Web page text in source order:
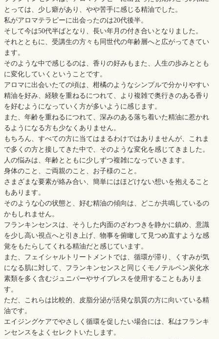
とっては、少し癖があり、やや苦手に感じる精油でした。
私がアロマテラピーに出会ったのは20代後半。
そして今は50代半ばとなり、長い年月の付き合いとなりました。
それとともに、受講生の方々も同世代の年齢層へと広がってきてい
ます。
そのような中で感じるのは、香りの好みもまた、人生の歩みととも
に変化していくということです。
アロマに出会いたての頃は、柑橘のようなシンプルで分かりやすい
精油を好み、経験を重ねるにつれて、より複雑で奥行きのある香り
を好むようになっていく方が多いように感じます。
また、年齢を重ねるにつれて、深みのある落ち着いた精油に惹かれ
るようになる方も少なくありません。
もちろん、すべての方に当てはまるわけではありませんが、これま
で多くの方と接してきた中で、そのような変化を感じてきました。
人の悩みは、年齢とともに少しずつ複雑になっていきます。
身体のこと、ご両親のこと、お子様のこと。
さまざまな要素が絡み合い、簡単にはほどけない想いを抱えること
もあります。
そのような心の状態と、好む精油の傾向は、どこか共鳴しているの
かもしれません。
フランキンセンスは、そうした内面のざわつきを静かに鎮め、意識
を少し高い視点へと引き上げ、物事を俯瞰して見つめ直すような感
覚をもたらしてくれる精油だと感じています。
また、フェイシャルトリートメントでは、循環が滞り、くすみが気
になる肌に対して、フランキンセンスと同じくモノテルペン炭化水
素類を多く含むジュニパーやサイプレスを使用することもありま
す。
ただ、これらは比較的、皮脂分泌が活発な肌質の方に向いている精
油です。
エイジングケアでやさしく循環を促したい場合には、私はフランキ
ンセンスをよくセレクトいたします。